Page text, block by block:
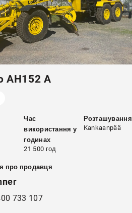
AH152 A
Час
використання у
годинах
21 500 год
Розташування
Kankaanpää
про продавця
733 107